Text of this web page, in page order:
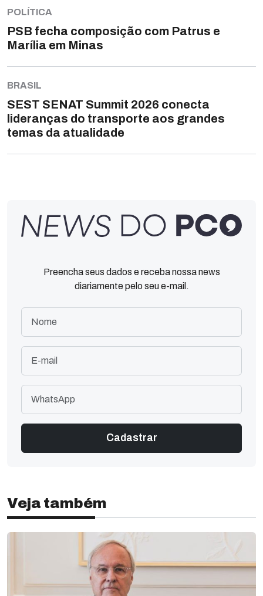
POLÍTICA
PSB fecha composição com Patrus e
Marília em Minas
BRASIL
SEST SENAT Summit 2026 conecta
lideranças do transporte aos grandes
temas da atualidade
Preencha seus dados e receba nossa news
diariamente pelo seu e-mail.
Veja também